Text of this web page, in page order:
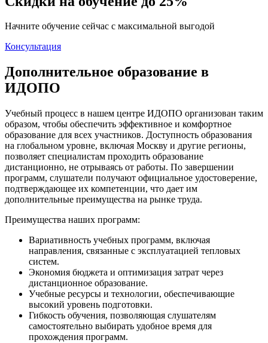
Начните обучение сейчас с максимальной выгодой
Консультация
Дополнительное образование в
ИДОПО
Учебный процесс в нашем центре ИДОПО организован таким
образом, чтобы обеспечить эффективное и комфортное
образование для всех участников. Доступность образования
на глобальном уровне, включая Москву и другие регионы,
позволяет специалистам проходить образование
дистанционно, не отрываясь от работы. По завершении
программ, слушатели получают официальное удостоверение,
подтверждающее их компетенции, что дает им
дополнительные преимущества на рынке труда.
Преимущества наших программ:
Вариативность учебных программ, включая
направления, связанные с эксплуатацией тепловых
систем.
Экономия бюджета и оптимизация затрат через
дистанционное образование.
Учебные ресурсы и технологии, обеспечивающие
высокий уровень подготовки.
Гибкость обучения, позволяющая слушателям
самостоятельно выбирать удобное время для
прохождения программ.